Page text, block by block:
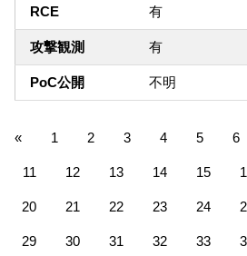
RCE 有
攻撃観測 有
PoC公開 不明
« 1 2 3 4 5 6
11 12 13 14 15
20 21 22 23 24
29 30 31 32 33